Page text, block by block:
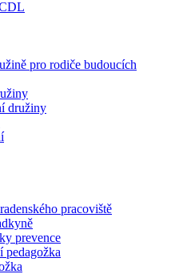
pro rodiče budoucích
družiny
pracoviště
prevence
pedagožka